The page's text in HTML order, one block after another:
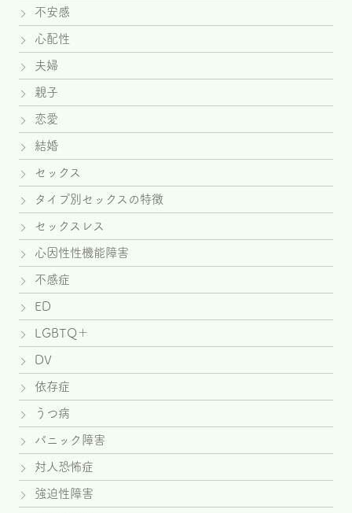
不安感
心配性
夫婦
親子
恋愛
結婚
セックス
タイプ別セックスの特徴
セックスレス
心因性性機能障害
不感症
ED
LGBTQ＋
DV
依存症
うつ病
パニック障害
対人恐怖症
強迫性障害